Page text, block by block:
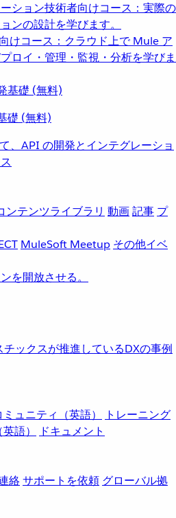
ション技術者向けコース：実際の
ンの設計を学びます。
けコース：クラウド上で Mule ア
ロイ・管理・監視・分析を学びま
礎 (無料)
API の開発とインテグレーショ
ンテンツライブラリ 動画記事 プ
MuleSoft Meetup その他イベ
ックスが推進しているDXの事例
ミュニティ（英語）
トレーニング
語）
ドキュメント
絡サポートを依頼 グローバル拠